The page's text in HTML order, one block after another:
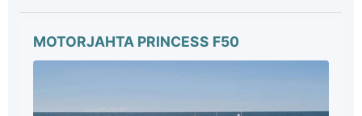
MOTORJAHTA PRINCESS F50